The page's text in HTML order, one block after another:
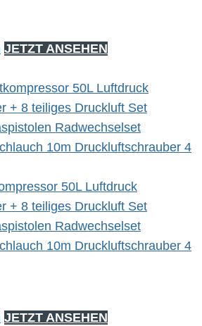
JETZT ANSEHEN
50L Luftdruck
+ 8 teiliges Druckluft Set
Radwechselset
10m Druckluftschrauber 4
JETZT ANSEHEN